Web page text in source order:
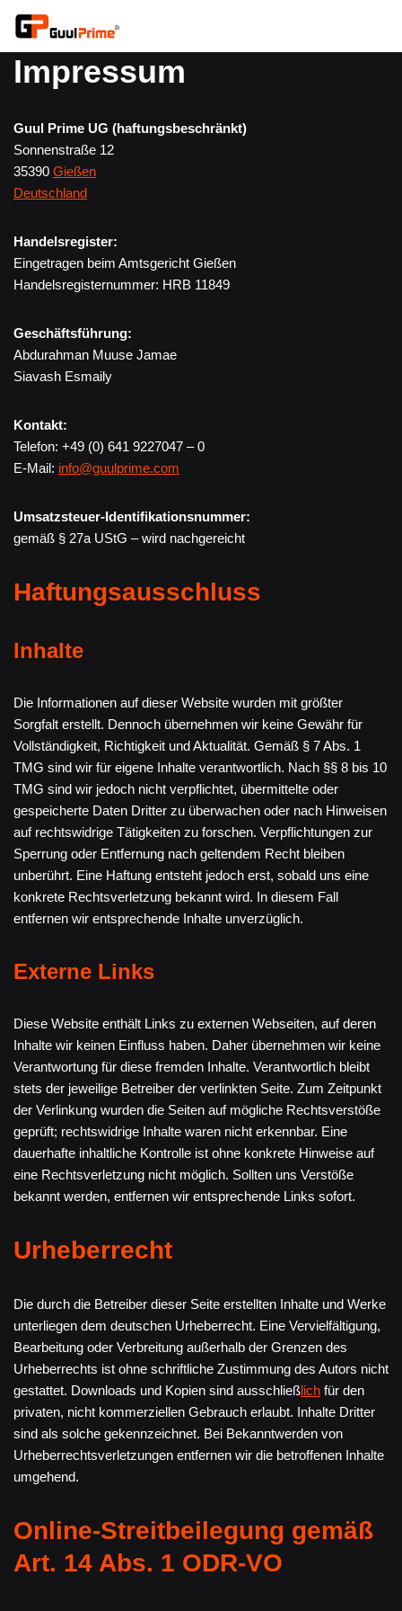
Inhalt
springen
Impressum
Guul Prime UG (haftungsbeschränkt)
Sonnenstraße 12
35390 Gießen
Deutschland
Handelsregister:
Eingetragen beim Amtsgericht Gießen
Handelsregisternummer: HRB 11849
Geschäftsführung:
Abdurahman Muuse Jamae
Siavash Esmaily
Kontakt:
Telefon: +49 (0) 641 9227047 – 0
E-Mail: info@guulprime.com
Umsatzsteuer-Identifikationsnummer:
gemäß § 27a UStG – wird nachgereicht
Haftungsausschluss
Inhalte
Die Informationen auf dieser Website wurden mit größter
Sorgfalt erstellt. Dennoch übernehmen wir keine Gewähr für
Vollständigkeit, Richtigkeit und Aktualität. Gemäß § 7 Abs. 1
TMG sind wir für eigene Inhalte verantwortlich. Nach §§ 8 bis 10
TMG sind wir jedoch nicht verpflichtet, übermittelte oder
gespeicherte Daten Dritter zu überwachen oder nach Hinweisen
auf rechtswidrige Tätigkeiten zu forschen. Verpflichtungen zur
Sperrung oder Entfernung nach geltendem Recht bleiben
unberührt. Eine Haftung entsteht jedoch erst, sobald uns eine
konkrete Rechtsverletzung bekannt wird. In diesem Fall
entfernen wir entsprechende Inhalte unverzüglich.
Externe Links
Diese Website enthält Links zu externen Webseiten, auf deren
Inhalte wir keinen Einfluss haben. Daher übernehmen wir keine
Verantwortung für diese fremden Inhalte. Verantwortlich bleibt
stets der jeweilige Betreiber der verlinkten Seite. Zum Zeitpunkt
der Verlinkung wurden die Seiten auf mögliche Rechtsverstöße
geprüft; rechtswidrige Inhalte waren nicht erkennbar. Eine
dauerhafte inhaltliche Kontrolle ist ohne konkrete Hinweise auf
eine Rechtsverletzung nicht möglich. Sollten uns Verstöße
bekannt werden, entfernen wir entsprechende Links sofort.
Urheberrecht
Die durch die Betreiber dieser Seite erstellten Inhalte und Werke
unterliegen dem deutschen Urheberrecht. Eine Vervielfältigung,
Bearbeitung oder Verbreitung außerhalb der Grenzen des
Urheberrechts ist ohne schriftliche Zustimmung des Autors nicht
gestattet. Downloads und Kopien sind ausschließlich für den
privaten, nicht kommerziellen Gebrauch erlaubt. Inhalte Dritter
sind als solche gekennzeichnet. Bei Bekanntwerden von
Urheberrechtsverletzungen entfernen wir die betroffenen Inhalte
umgehend.
Online-Streitbeilegung gemäß
Art. 14 Abs. 1 ODR-VO